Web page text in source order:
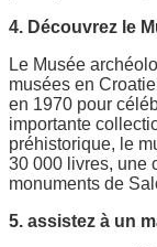
4. Découvrez le
Le Musée
musées en
en 1970 pour
importante
préhistorique, le
30 000 livres, une
monuments de
5. assistez à un